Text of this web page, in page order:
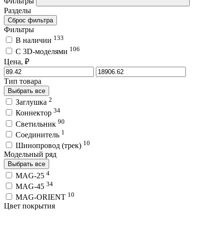
Разделы
Сброс фильтра
Фильтры
В наличии 133
C 3D-моделями 106
Цена, ₽
Тип товара
Выбрать все
Заглушка 2
Коннектор 34
Светильник 90
Соединитель 1
Шинопровод (трек) 10
Модельный ряд
Выбрать все
MAG-25 4
MAG-45 34
MAG-ORIENT 10
Цвет покрытия